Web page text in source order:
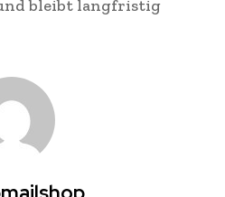
bleibt langfristig